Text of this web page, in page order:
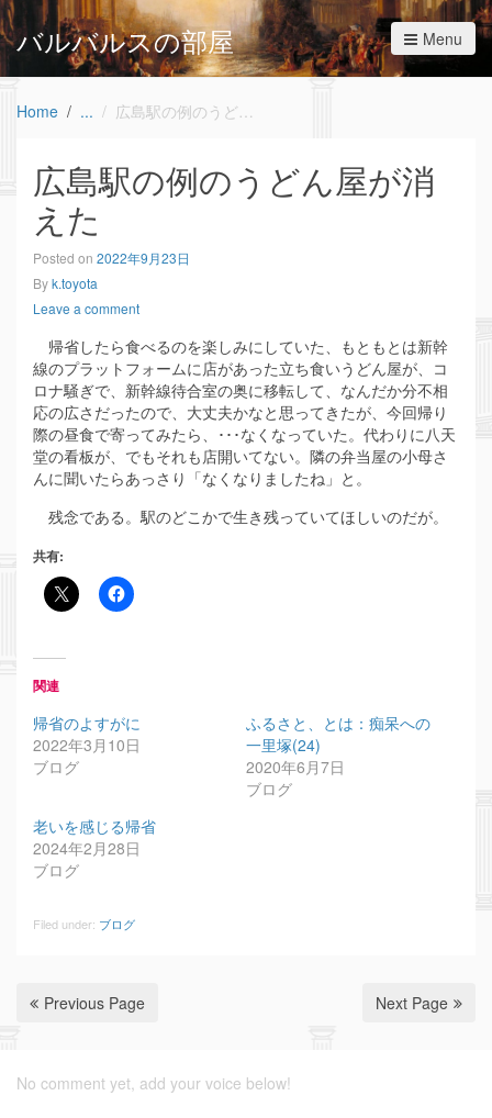
バルバルスの部屋 Menu
Home 広島駅の例のうどん屋が消えた
広島駅の例のうどん屋が消
えた
Posted on 2022年9月23日
Byk.toyota
Leave a comment
帰省したら食べるのを楽しみにしていた、もともとは新幹
線のプラットフォームに店があった立ち食いうどん屋が、コ
ロナ騒ぎで、新幹線待合室の奥に移転して、なんだか分不相
応の広さだったので、大丈夫かなと思ってきたが、今回帰り
際の昼食で寄ってみたら、･･･なくなっていた。代わりに八天
堂の看板が、でもそれも店開いてない。隣の弁当屋の小母さ
んに聞いたらあっさり「なくなりましたね」と。
残念である。駅のどこかで生き残っていてほしいのだが。
共有:
関連
帰省のよすがに
2022年3月10日
ブログ
ふるさと、とは：痴呆への
一里塚(24)
2020年6月7日
ブログ
老いを感じる帰省
2024年2月28日
ブログ
Filed under: ブログ
Previous Page Next Page
No comment yet, add your voice below!